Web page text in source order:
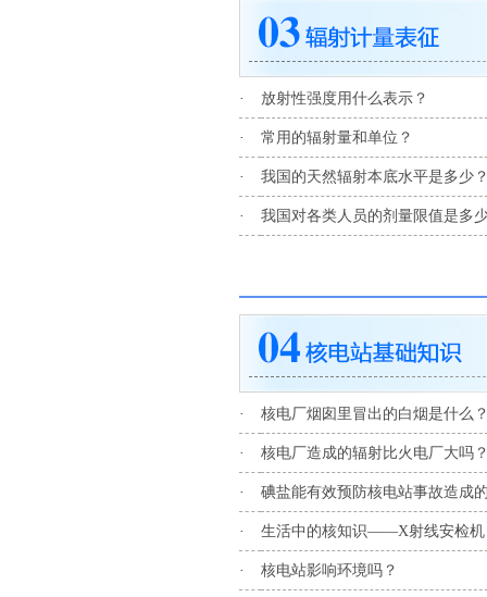
· 放射性强度用什么表示？
· 常用的辐射量和单位？
· 我国的天然辐射本底水平是多少
· 我国对各类人员的剂量限值是多
· 核电厂烟囱里冒出的白烟是什么
· 核电厂造成的辐射比火电厂大吗
· 碘盐能有效预防核电站事故造成
· 生活中的核知识——X射线安检
· 核电站影响环境吗？